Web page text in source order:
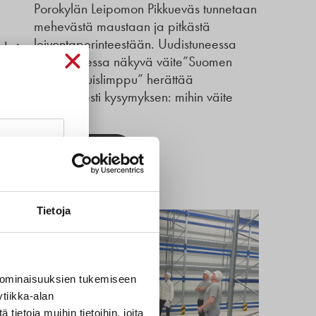
Tietoja
tukemiseen
alan
tietoja muihin tietoihin, joita
–
Porokylän Leipomon Pikkueväs tunnetaan
mehevästä maustaan ja pitkästä
leivontaperinteestään. Uudistuneessa
pakkauksessa näkyvä väite”Suomen
suosituin ruislimppu” herättää
luonnollisesti kysymyksen: mihin väite
perustuu?
Lue lisää